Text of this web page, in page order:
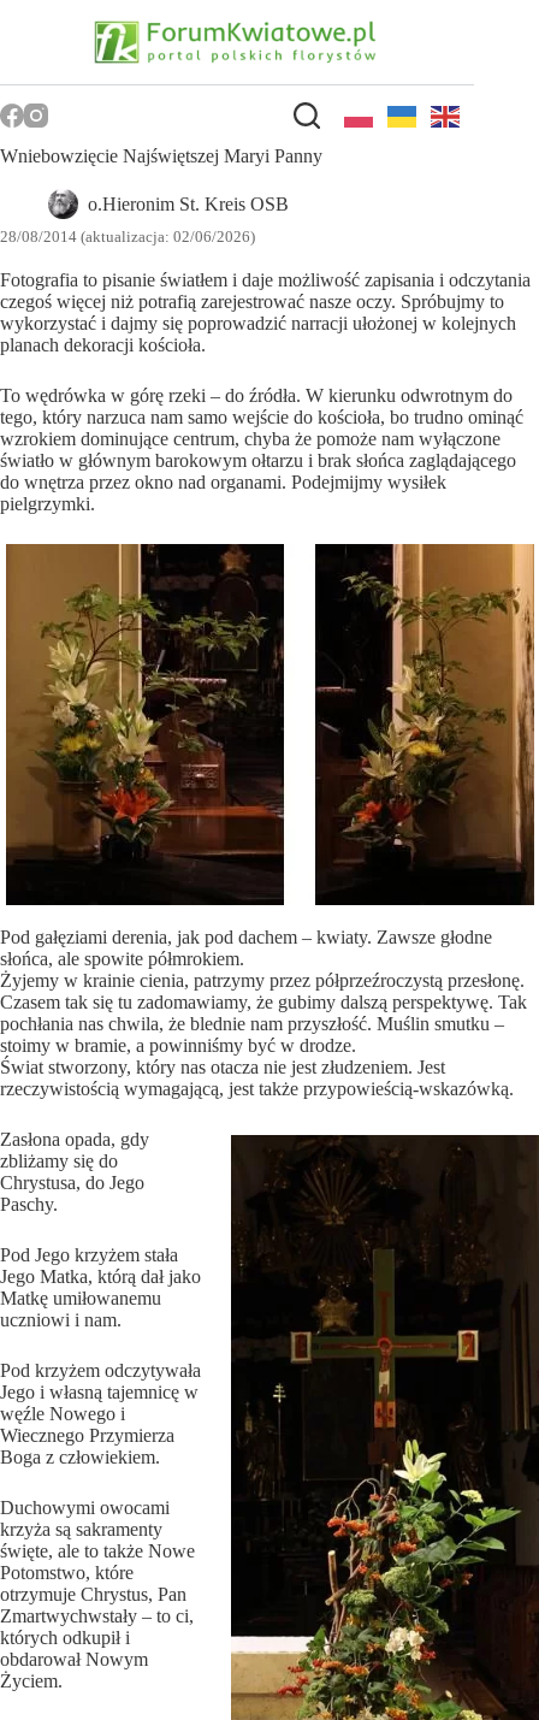
Wniebowzięcie Najświętszej Maryi Panny
o.Hieronim St. Kreis OSB
28/08/2014 (aktualizacja: 02/06/2026)
Fotografia to pisanie światłem i daje możliwość zapisania i odczytania
czegoś więcej niż potrafią zarejestrować nasze oczy. Spróbujmy to
wykorzystać i dajmy się poprowadzić narracji ułożonej w kolejnych
planach dekoracji kościoła.
To wędrówka w górę rzeki – do źródła. W kierunku odwrotnym do
tego, który narzuca nam samo wejście do kościoła, bo trudno ominąć
wzrokiem dominujące centrum, chyba że pomoże nam wyłączone
światło w głównym barokowym ołtarzu i brak słońca zaglądającego
do wnętrza przez okno nad organami. Podejmijmy wysiłek
pielgrzymki.
Pod gałęziami derenia, jak pod dachem – kwiaty. Zawsze głodne
słońca, ale spowite półmrokiem.
Żyjemy w krainie cienia, patrzymy przez półprzeźroczystą przesłonę.
Czasem tak się tu zadomawiamy, że gubimy dalszą perspektywę. Tak
pochłania nas chwila, że blednie nam przyszłość. Muślin smutku –
stoimy w bramie, a powinniśmy być w drodze.
Świat stworzony, który nas otacza nie jest złudzeniem. Jest
rzeczywistością wymagającą, jest także przypowieścią-wskazówką.
Zasłona opada, gdy
zbliżamy się do
Chrystusa, do Jego
Paschy.
Pod Jego krzyżem stała
Jego Matka, którą dał jako
Matkę umiłowanemu
uczniowi i nam.
Pod krzyżem odczytywała
Jego i własną tajemnicę w
węźle Nowego i
Wiecznego Przymierza
Boga z człowiekiem.
Duchowymi owocami
krzyża są sakramenty
święte, ale to także Nowe
Potomstwo, które
otrzymuje Chrystus, Pan
Zmartwychwstały – to ci,
których odkupił i
obdarował Nowym
Życiem.